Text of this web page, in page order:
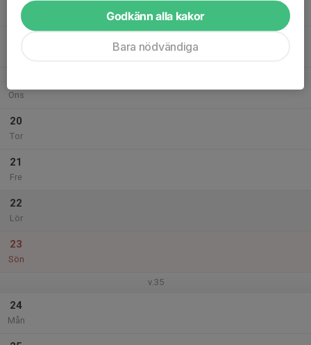
Mån
Ons
20
Tor
21
Fre
22
Lör
23
Sön
v.35
24
Mån
Godkänn alla kakor
Bara nödvändiga